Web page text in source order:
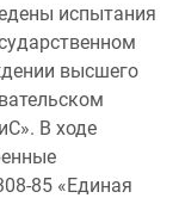
испытания
высшего
В ходе
85 «Единая